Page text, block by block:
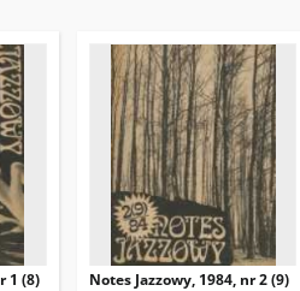
1 (8) Notes Jazzowy, 1984, nr 2 (9)